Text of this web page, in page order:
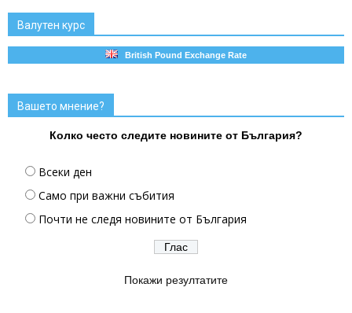
Валутен курс
British Pound Exchange Rate
Вашето мнение?
Колко често следите новините от България?
Всеки ден
Само при важни събития
Почти не следя новините от България
Покажи резултатите